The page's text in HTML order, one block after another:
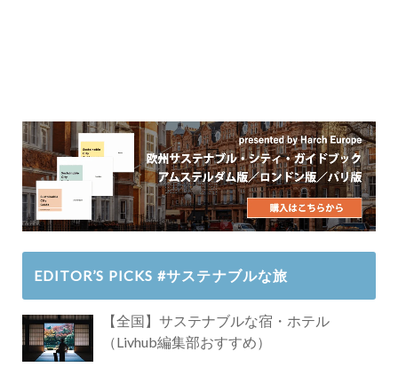
EDITOR’S PICKS #サステナブルな旅
【全国】サステナブルな宿・ホテル
（Livhub編集部おすすめ）